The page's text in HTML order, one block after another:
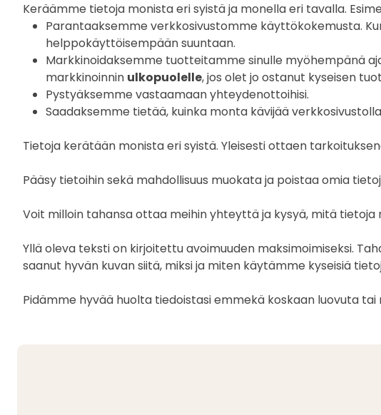
Keräämme tietoja monista eri syistä ja monella eri tavalla.
Parantaaksemme verkkosivustomme käyttökokemusta.
helppokäyttöisempään suuntaan.
Markkinoidaksemme tuotteitamme sinulle myöhempänä
markkinoinnin ulkopuolelle, jos olet jo ostanut kyseisen
Pystyäksemme vastaamaan yhteydenottoihisi.
Saadaksemme tietää, kuinka monta kävijää
Tietoja kerätään monista eri syistä. Yleisesti ottaen
Pääsy tietoihin sekä mahdollisuus muokata ja poistaa omia
Voit milloin tahansa ottaa meihin yhteyttä ja kysyä, mitä
Yllä oleva teksti on kirjoitettu avoimuuden maksimoimiseksi.
saanut hyvän kuvan siitä, miksi ja miten käytämme kyseisiä
Pidämme hyvää huolta tiedoistasi emmekä koskaan luovuta tai